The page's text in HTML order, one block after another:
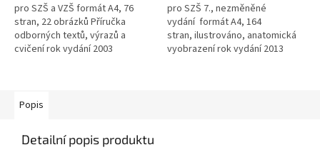
pro SZŠ a VZŠ formát A4, 76
stran, 22 obrázků Příručka
odborných textů, výrazů a
cvičení rok vydání 2003
pro SZŠ 7., nezměněné
vydání formát A4, 164
stran, ilustrováno, anatomická
vyobrazení rok vydání 2013
Popis
Detailní popis produktu